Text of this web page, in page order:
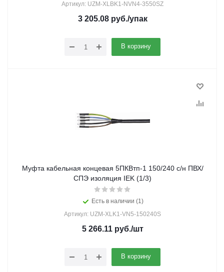
Артикул: UZM-XLBK1-NVN4-3550SZ
3 205.08руб./упак
В корзину
Муфта кабельная концевая 5ПКВтп-1 150/240 с/н ПВХ/
СПЭ изоляция IEK (1/3)
Есть в наличии (1)
Артикул: UZM-XLK1-VN5-150240S
5 266.11руб./шт
В корзину